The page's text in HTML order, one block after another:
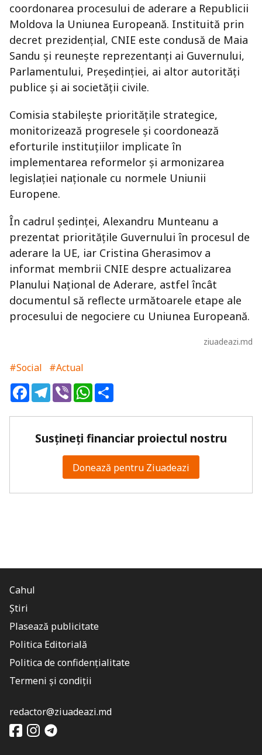
coordonarea procesului de aderare a Republicii
Moldova la Uniunea Europeană. Instituită prin
decret prezidențial, CNIE este condusă de Maia
Sandu și reunește reprezentanți ai Guvernului,
Parlamentului, Președinției, ai altor autorități
publice și ai societății civile.
Comisia stabilește prioritățile strategice,
monitorizează progresele și coordonează
eforturile instituțiilor implicate în
implementarea reformelor și armonizarea
legislației naționale cu normele Uniunii
Europene.
În cadrul ședinței, Alexandru Munteanu a
prezentat prioritățile Guvernului în procesul de
aderare la UE, iar Cristina Gherasimov a
informat membrii CNIE despre actualizarea
Planului Național de Aderare, astfel încât
documentul să reflecte următoarele etape ale
procesului de negociere cu Uniunea Europeană.
ziuadeazi.md
#Social
#Actual
FacebookTelegram
ViberWhatsApp
Susțineți financiar proiectul nostru
Donează pentru Ziuadeazi
Cahul
Știri
Plasează publicitate
Politica Editorială
Politica de confidențialitate
Termeni și condiții
redactor@ziuadeazi.md